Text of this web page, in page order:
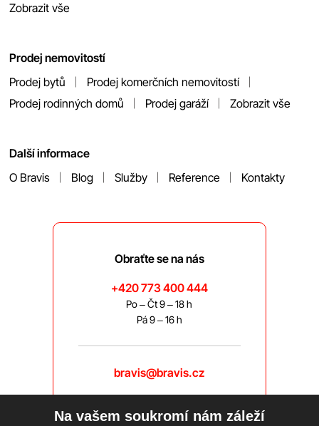
Zobrazit vše
Prodej nemovitostí
Prodej bytů
Prodej komerčních nemovitostí
Prodej rodinných domů
Prodej garáží Zobrazit vše
Další informace
O Bravis
Blog Služby Reference Kontakty
Obraťte se na nás
+420 773 400 444
Po – Čt 9 – 18 h
Pá 9 – 16 h
bravis@bravis.cz
Na vašem soukromí nám záleží